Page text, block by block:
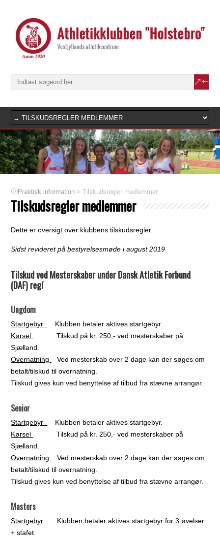
Praktisk information >Tilskudsregler medlemmer
Tilskudsregler medlemmer
Dette er oversigt over klubbens tilskudsregler.
Sidst revideret på bestyrelsesmøde i august 2019
Tilskud ved Mesterskaber under Dansk Atletik Forbund
(DAF) regí
Ungdom
Startgebyr
Klubben betaler aktives startgebyr.
Kørsel
Tilskud på kr. 250,- ved mesterskaber på
Sjælland.
Overnatning
Ved mesterskab over 2 dage kan der søges om
betalt/tilskud til overnatning.
Tilskud gives kun ved benyttelse af tilbud fra stævne arrangør.
Senior
Startgebyr
Klubben betaler aktives startgebyr.
Kørsel
Tilskud på kr. 250,- ved mesterskaber på
Sjælland.
Overnatning
Ved mesterskab over 2 dage kan der søges om
betalt/tilskud til overnatning.
Tilskud gives kun ved benyttelse af tilbud fra stævne arrangør.
Masters
Startgebyr Klubben betaler aktives startgebyr for 3 øvelser
+ stafet